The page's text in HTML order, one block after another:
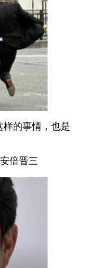
样的事情，也是
倍晋三